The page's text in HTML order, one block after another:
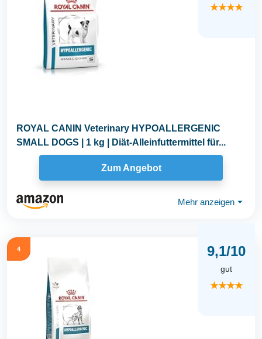
★★★★
ROYAL CANIN Veterinary HYPOALLERGENIC
SMALL DOGS | 1 kg | Diät-Alleinfuttermittel für...
Zum Angebot
Mehr anzeigen ⏷
4 9,1/10
gut
★★★★